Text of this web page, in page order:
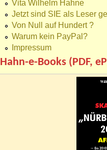
Vita Wilhelm Hahne
Jetzt sind SIE als Leser
Von Null auf Hundert ?
Warum kein PayPal?
Impressum
Hahn-e-Books (PDF,